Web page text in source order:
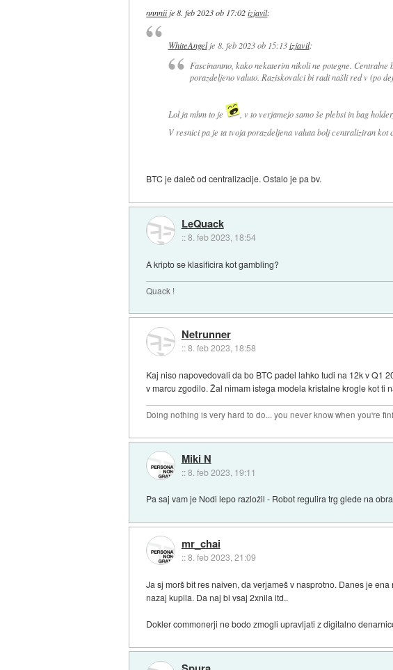
nnnniije8. feb 2023 ob 17:02 izjavil:
WhiteAngelje 8. feb 2023 ob 15:13 izjavil:
Fascinantno, kako nekaterim nikoli ne potegne.
porazdeljeno valuto. Raziskovalci bi radi našli red v (po
Lol ja mhm to je
, v to verjamejo samo še plebsi in bag
V resnici pa je ta tvoja porazdeljena valuta bolj centraliziran kot
BTC je daleč od centralizacije. Ostalo je pa bv.
LeQuack
::8. feb 2023, 18:54
A kripto se klasificira kot gambling?
Quack !
Netrunner
::8. feb 2023, 18:58
Kaj niso napovedovali da bo BTC padel lahko tudi na 12k v Q1
v marcu zgodilo. Žal nimam istega modela kristalne krogle kot ti
Doing nothing is very hard to do... you never know when you're
Miki N
::8. feb 2023, 19:11
Pa saj vam je Nodi lepo razložil - Robot regulira trg glede na
mr_chai
::8. feb 2023, 21:09
Ja sj morš bit res naiven, da verjameš v nasprotno. Danes je
nazaj kupila. Da naj bi vsaj 2xnila itd..
Dokler commonerji ne bodo zmogli upravljati z digitalno